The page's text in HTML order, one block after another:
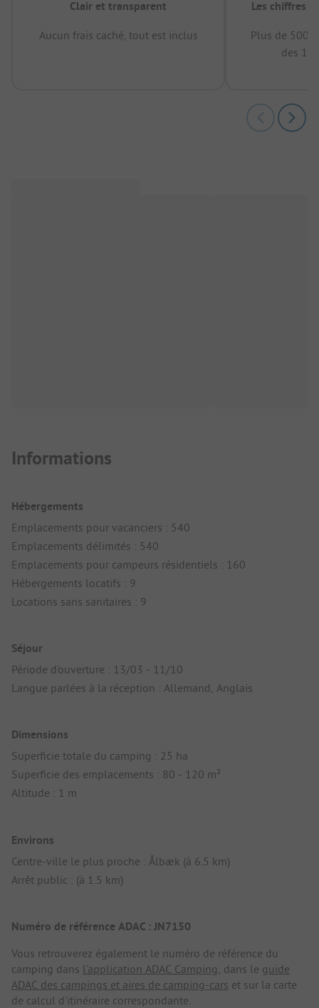
Clair et transparent
Aucun frais caché, tout est inclus
Les chiffres
Plus de
des 12
Informations
Hébergements
Emplacements pour vacanciers : 540
Emplacements délimités : 540
Emplacements pour campeurs résidentiels : 160
Hébergements locatifs : 9
Locations sans sanitaires : 9
Séjour
Période d'ouverture : 13/03 - 11/10
Langue parlées à la réception : Allemand, Anglais
Dimensions
Superficie totale du camping : 25 ha
Superficie des emplacements : 80 - 120 m²
Altitude : 1 m
Environs
Centre-ville le plus proche : Ålbæk (à 6.5 km)
Arrêt public : (à 1.5 km)
Numéro de référence ADAC : JN7150
Vous retrouverez également le numéro de référence du
camping dans l'application ADAC Camping , dans le guide
ADAC des campings et aires de camping-cars et sur la carte
de calcul d'itinéraire correspondante.